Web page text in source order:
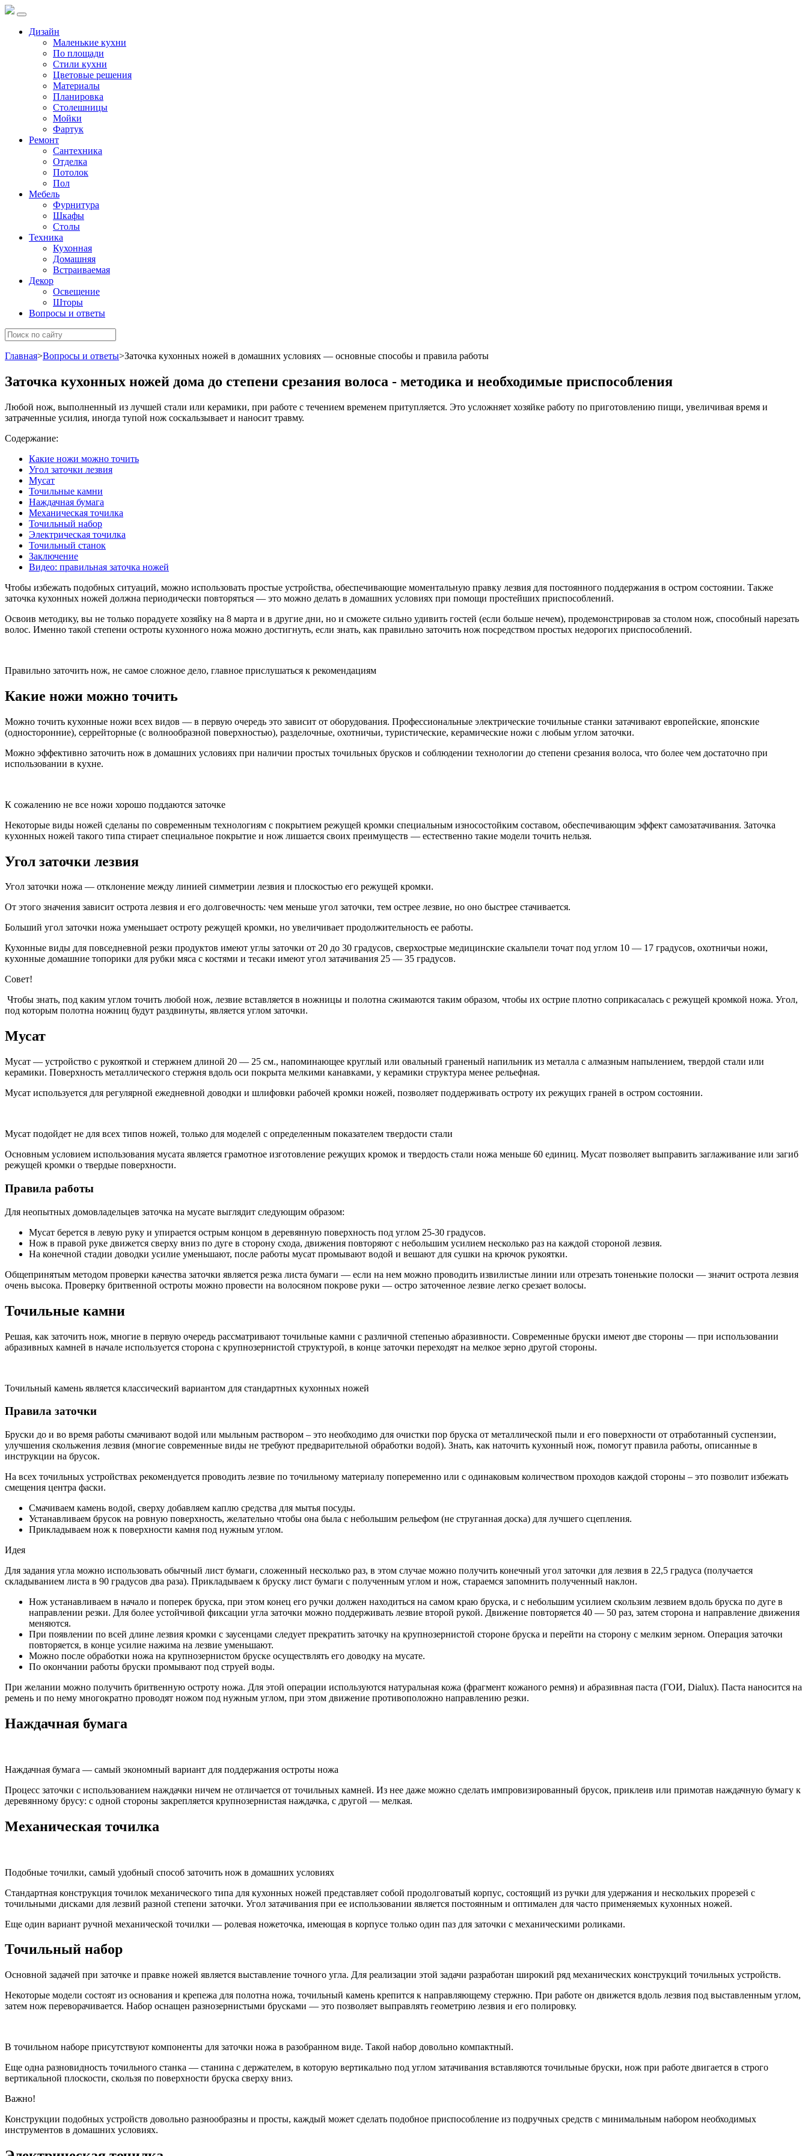
Дизайн
Маленькие кухни
По площади
Стили кухни
Цветовые решения
Материалы
Планировка
Столешницы
Мойки
Фартук
Ремонт
Сантехника
Отделка
Потолок
Пол
Мебель
Фурнитура
Шкафы
Столы
Техника
Кухонная
Домашняя
Встраиваемая
Декор
Освещение
Шторы
Вопросы и ответы
Главная>Вопросы и ответы>Заточка кухонных ножей в домашних условиях — основные способы и правила работы
Заточка кухонных ножей дома до степени срезания волоса - методика и необходимые приспособления
Любой нож, выполненный из лучшей стали или керамики, при работе с течением временем притупляется. Это усложняет хозяйке работу по приготовлению пищи, увеличивая время и
затраченные усилия, иногда тупой нож соскальзывает и наносит травму.
Содержание:
Какие ножи можно точить
Угол заточки лезвия
Мусат
Точильные камни
Наждачная бумага
Механическая точилка
Точильный набор
Электрическая точилка
Точильный станок
Заключение
Видео: правильная заточка ножей
Чтобы избежать подобных ситуаций, можно использовать простые устройства, обеспечивающие моментальную правку лезвия для постоянного поддержания в остром состоянии. Также
заточка кухонных ножей должна периодически повторяться — это можно делать в домашних условиях при помощи простейших приспособлений.
Освоив методику, вы не только порадуете хозяйку на 8 марта и в другие дни, но и сможете сильно удивить гостей (если больше нечем), продемонстрировав за столом нож, способный нарезать
волос. Именно такой степени остроты кухонного ножа можно достигнуть, если знать, как правильно заточить нож посредством простых недорогих приспособлений.
Правильно заточить нож, не самое сложное дело, главное прислушаться к рекомендациям
Какие ножи можно точить
Можно точить кухонные ножи всех видов — в первую очередь это зависит от оборудования. Профессиональные электрические точильные станки затачивают европейские, японские
(односторонние), серрейторные (с волнообразной поверхностью), разделочные, охотничьи, туристические, керамические ножи с любым углом заточки.
Можно эффективно заточить нож в домашних условиях при наличии простых точильных брусков и соблюдении технологии до степени срезания волоса, что более чем достаточно при
использовании в кухне.
К сожалению не все ножи хорошо поддаются заточке
Некоторые виды ножей сделаны по современным технологиям с покрытием режущей кромки специальным износостойким составом, обеспечивающим эффект самозатачивания. Заточка
кухонных ножей такого типа стирает специальное покрытие и нож лишается своих преимуществ — естественно такие модели точить нельзя.
Угол заточки лезвия
Угол заточки ножа — отклонение между линией симметрии лезвия и плоскостью его режущей кромки.
От этого значения зависит острота лезвия и его долговечность: чем меньше угол заточки, тем острее лезвие, но оно быстрее стачивается.
Больший угол заточки ножа уменьшает остроту режущей кромки, но увеличивает продолжительность ее работы.
Кухонные виды для повседневной резки продуктов имеют углы заточки от 20 до 30 градусов, сверхострые медицинские скальпели точат под углом 10 — 17 градусов, охотничьи ножи,
кухонные домашние топорики для рубки мяса с костями и тесаки имеют угол затачивания 25 — 35 градусов.
Совет!
Чтобы знать, под каким углом точить любой нож, лезвие вставляется в ножницы и полотна сжимаются таким образом, чтобы их острие плотно соприкасалась с режущей кромкой ножа. Угол,
под которым полотна ножниц будут раздвинуты, является углом заточки.
Мусат
Мусат — устройство с рукояткой и стержнем длиной 20 — 25 см., напоминающее круглый или овальный граненый напильник из металла с алмазным напылением, твердой стали или
керамики. Поверхность металлического стержня вдоль оси покрыта мелкими канавками, у керамики структура менее рельефная.
Мусат используется для регулярной ежедневной доводки и шлифовки рабочей кромки ножей, позволяет поддерживать остроту их режущих граней в остром состоянии.
Мусат подойдет не для всех типов ножей, только для моделей с определенным показателем твердости стали
Основным условием использования мусата является грамотное изготовление режущих кромок и твердость стали ножа меньше 60 единиц. Мусат позволяет выправить заглаживание или загиб
режущей кромки о твердые поверхности.
Правила работы
Для неопытных домовладельцев заточка на мусате выглядит следующим образом:
Мусат берется в левую руку и упирается острым концом в деревянную поверхность под углом 25-30 градусов.
Нож в правой руке движется сверху вниз по дуге в сторону схода, движения повторяют с небольшим усилием несколько раз на каждой стороной лезвия.
На конечной стадии доводки усилие уменьшают, после работы мусат промывают водой и вешают для сушки на крючок рукоятки.
Общепринятым методом проверки качества заточки является резка листа бумаги — если на нем можно проводить извилистые линии или отрезать тоненькие полоски — значит острота лезвия
очень высока. Проверку бритвенной остроты можно провести на волосяном покрове руки — остро заточенное лезвие легко срезает волосы.
Точильные камни
Решая, как заточить нож, многие в первую очередь рассматривают точильные камни с различной степенью абразивности. Современные бруски имеют две стороны — при использовании
абразивных камней в начале используется сторона с крупнозернистой структурой, в конце заточки переходят на мелкое зерно другой стороны.
Точильный камень является классический вариантом для стандартных кухонных ножей
Правила заточки
Бруски до и во время работы смачивают водой или мыльным раствором – это необходимо для очистки пор бруска от металлической пыли и его поверхности от отработанный суспензии,
улучшения скольжения лезвия (многие современные виды не требуют предварительной обработки водой). Знать, как наточить кухонный нож, помогут правила работы, описанные в
инструкции на брусок.
На всех точильных устройствах рекомендуется проводить лезвие по точильному материалу попеременно или с одинаковым количеством проходов каждой стороны – это позволит избежать
смещения центра фаски.
Смачиваем камень водой, сверху добавляем каплю средства для мытья посуды.
Устанавливаем брусок на ровную поверхность, желательно чтобы она была с небольшим рельефом (не струганная доска) для лучшего сцепления.
Прикладываем нож к поверхности камня под нужным углом.
Идея
Для задания угла можно использовать обычный лист бумаги, сложенный несколько раз, в этом случае можно получить конечный угол заточки для лезвия в 22,5 градуса (получается
складыванием листа в 90 градусов два раза). Прикладываем к бруску лист бумаги с полученным углом и нож, стараемся запомнить полученный наклон.
Нож устанавливаем в начало и поперек бруска, при этом конец его ручки должен находиться на самом краю бруска, и с небольшим усилием скользим лезвием вдоль бруска по дуге в
направлении резки. Для более устойчивой фиксации угла заточки можно поддерживать лезвие второй рукой. Движение повторяется 40 — 50 раз, затем сторона и направление движения
меняются.
При появлении по всей длине лезвия кромки с заусенцами следует прекратить заточку на крупнозернистой стороне бруска и перейти на сторону с мелким зерном. Операция заточки
повторяется, в конце усилие нажима на лезвие уменьшают.
Можно после обработки ножа на крупнозернистом бруске осуществлять его доводку на мусате.
По окончании работы бруски промывают под струей воды.
При желании можно получить бритвенную остроту ножа. Для этой операции используются натуральная кожа (фрагмент кожаного ремня) и абразивная паста (ГОИ, Dialux). Паста наносится на
ремень и по нему многократно проводят ножом под нужным углом, при этом движение противоположно направлению резки.
Наждачная бумага
Наждачная бумага — самый экономный вариант для поддержания остроты ножа
Процесс заточки с использованием наждачки ничем не отличается от точильных камней. Из нее даже можно сделать импровизированный брусок, приклеив или примотав наждачную бумагу к
деревянному брусу: с одной стороны закрепляется крупнозернистая наждачка, с другой — мелкая.
Механическая точилка
Подобные точилки, самый удобный способ заточить нож в домашних условиях
Стандартная конструкция точилок механического типа для кухонных ножей представляет собой продолговатый корпус, состоящий из ручки для удержания и нескольких прорезей с
точильными дисками для лезвий разной степени заточки. Угол затачивания при ее использовании является постоянным и оптимален для часто применяемых кухонных ножей.
Еще один вариант ручной механической точилки — ролевая ножеточка, имеющая в корпусе только один паз для заточки с механическими роликами.
Точильный набор
Основной задачей при заточке и правке ножей является выставление точного угла. Для реализации этой задачи разработан широкий ряд механических конструкций точильных устройств.
Некоторые модели состоят из основания и крепежа для полотна ножа, точильный камень крепится к направляющему стержню. При работе он движется вдоль лезвия под выставленным углом,
затем нож переворачивается. Набор оснащен разнозернистыми брусками — это позволяет выправлять геометрию лезвия и его полировку.
В точильном наборе присутствуют компоненты для заточки ножа в разобранном виде. Такой набор довольно компактный.
Еще одна разновидность точильного станка — станина с держателем, в которую вертикально под углом затачивания вставляются точильные бруски, нож при работе двигается в строго
вертикальной плоскости, скользя по поверхности бруска сверху вниз.
Важно!
Конструкции подобных устройств довольно разнообразны и просты, каждый может сделать подобное приспособление из подручных средств с минимальным набором необходимых
инструментов в домашних условиях.